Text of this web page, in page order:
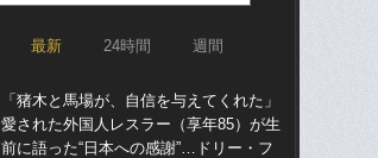
最新 24時間 週間
「猪木と馬場が、自信を与えてくれた」
愛された外国人レスラー（享年85）が生
前に語った“日本への感謝”…ドリー・フ